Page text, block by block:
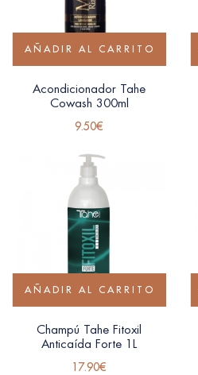
AÑADIR AL CARRITO
Acondicionador Tahe
Cowash 300ml
9.50€
AÑADIR AL CARRITO
Champú Tahe Fitoxil
Anticaída Forte 1L
17.90€